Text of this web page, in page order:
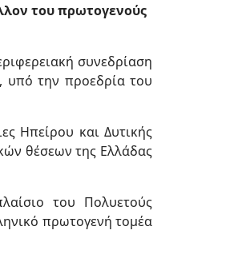
του πρωτογενούς
συνεδρίαση
υπό την προεδρία του
Ηπείρου και Δυτικής
θέσεων της Ελλάδας
του Πολυετούς
πρωτογενή τομέα